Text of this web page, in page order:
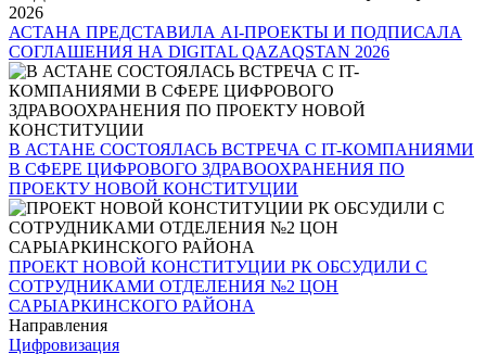
АСТАНА ПРЕДСТАВИЛА AI-ПРОЕКТЫ И ПОДПИСАЛА
СОГЛАШЕНИЯ НА DIGITAL QAZAQSTAN 2026
В АСТАНЕ СОСТОЯЛАСЬ ВСТРЕЧА С IT-КОМПАНИЯМИ
В СФЕРЕ ЦИФРОВОГО ЗДРАВООХРАНЕНИЯ ПО
ПРОЕКТУ НОВОЙ КОНСТИТУЦИИ
ПРОЕКТ НОВОЙ КОНСТИТУЦИИ РК ОБСУДИЛИ С
СОТРУДНИКАМИ ОТДЕЛЕНИЯ №2 ЦОН
САРЫАРКИНСКОГО РАЙОНА
Направления
Цифровизация